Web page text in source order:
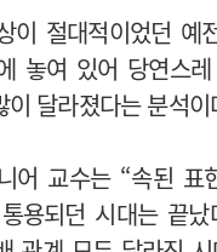
이 절대적이었던 예
놓여 있어 당연스
달라졌다는 분석이
어 교수는 “속된 표
용되던 시대는 끝